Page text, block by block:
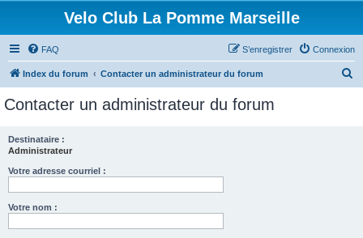
Velo Club La Pomme Marseille
FAQ Connexion
S’enregistrer
Index du forum Contacter un administrateur du forum
Contacter un administrateur du forum
Destinataire :
Administrateur
Votre adresse courriel :
Votre nom :